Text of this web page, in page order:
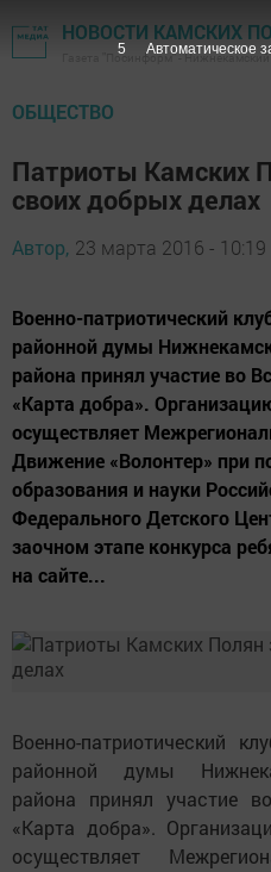
НОВОСТИ КАМСКИХ
Газета "Посинформ" -
ОБЩЕСТВО
Патриоты Камских
своих добрых делах
Автор, 23 марта 2016 - 10:19
Военно-патриотический
районной думы
района принял участие во
«Карта добра».
осуществляет
Движение «Волонтер» при
образования и науки
Федерального Детского
заочном этапе конкурса
на сайте...
Военно-патриотический
районной думы
района принял участие
«Карта добра».
осуществляет
4 Автоматическое